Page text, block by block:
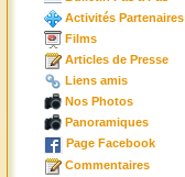
Activités Partenaires
Films
Articles de Presse
Liens amis
Nos Photos
Panoramiques
Page Facebook
Commentaires